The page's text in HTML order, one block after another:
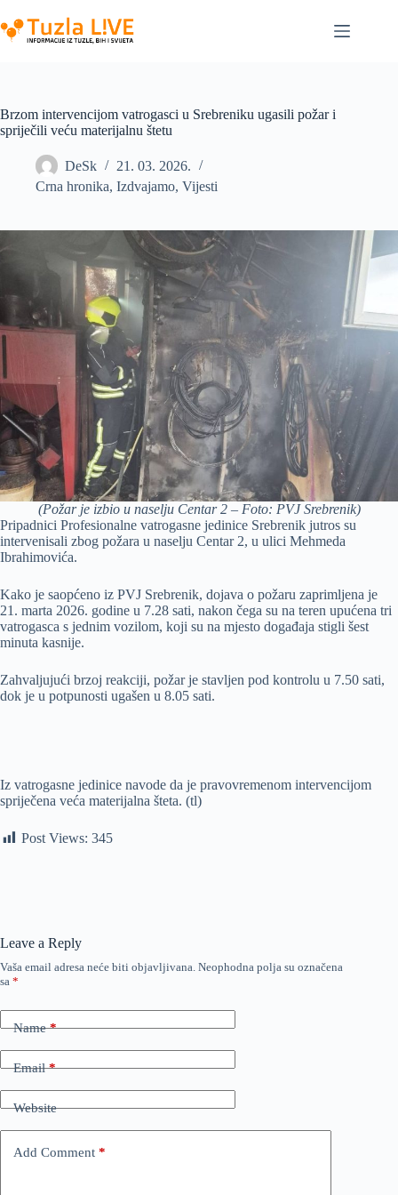
to
content
Brzom intervencijom vatrogasci u Srebreniku ugasili požar i
spriječili veću materijalnu štetu
DeSk
21. 03. 2026.
Crna hronika, Izdvajamo, Vijesti
(Požar je izbio u naselju Centar 2 – Foto: PVJ Srebrenik)
Pripadnici Profesionalne vatrogasne jedinice Srebrenik jutros su
intervenisali zbog požara u naselju Centar 2, u ulici Mehmeda
Ibrahimovića.
Kako je saopćeno iz PVJ Srebrenik, dojava o požaru zaprimljena je
21. marta 2026. godine u 7.28 sati, nakon čega su na teren upućena tri
vatrogasca s jednim vozilom, koji su na mjesto događaja stigli šest
minuta kasnije.
Zahvaljujući brzoj reakciji, požar je stavljen pod kontrolu u 7.50 sati,
dok je u potpunosti ugašen u 8.05 sati.
Iz vatrogasne jedinice navode da je pravovremenom intervencijom
spriječena veća materijalna šteta. (tl)
Post Views: 345
Leave a Reply
Vaša email adresa neće biti objavljivana. Neophodna polja su označena
sa *
Name*
Email*
Website
Add Comment *